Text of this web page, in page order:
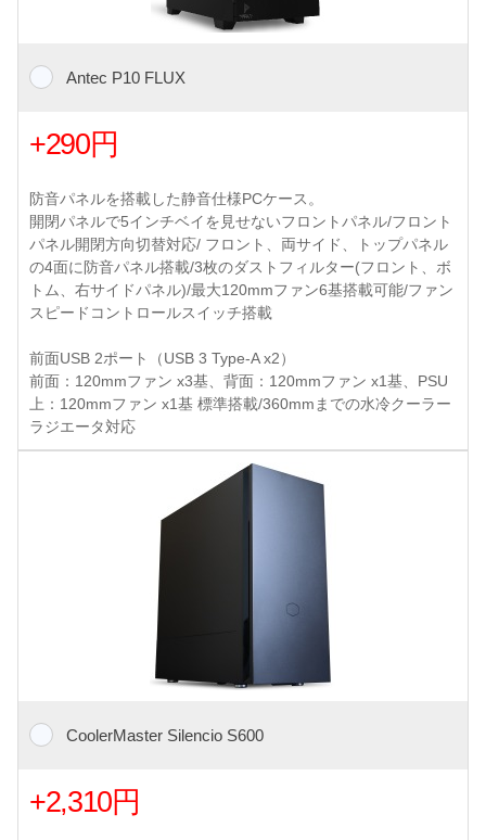
Antec P10 FLUX
+290円
防音パネルを搭載した静音仕様PCケース。
開閉パネルで5インチベイを見せないフロントパネル/フロント
パネル開閉方向切替対応/ フロント、両サイド、トップパネル
の4面に防音パネル搭載/3枚のダストフィルター(フロント、ボ
トム、右サイドパネル)/最大120mmファン6基搭載可能/ファン
スピードコントロールスイッチ搭載
前面USB 2ポート（USB 3 Type-A x2）
前面：120mmファン x3基、背面：120mmファン x1基、PSU
上：120mmファン x1基 標準搭載/360mmまでの水冷クーラー
ラジエータ対応
CoolerMaster Silencio S600
+2,310円